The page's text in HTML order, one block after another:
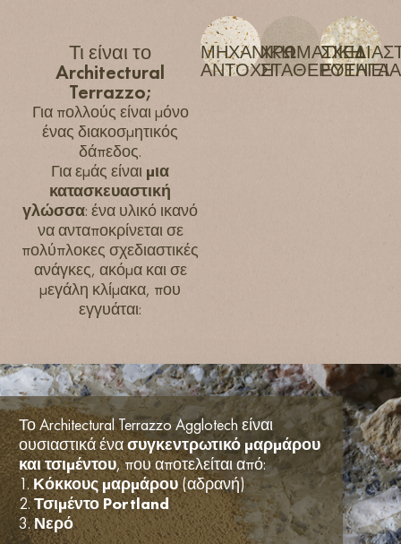
Τι είναι το
Architectural
Terrazzo;
Για πολλούς είναι μόνο
ένας διακοσμητικός
δάπεδος.
Για εμάς είναι μια
κατασκευαστική
γλώσσα: ένα υλικό ικανό
να ανταποκρίνεται σε
πολύπλοκες σχεδιαστικές
ανάγκες, ακόμα και σε
μεγάλη κλίμακα, που
εγγυάται:
ΜΗΧΑΝΙΚΗ
ΑΝΤΟΧΗ
ΧΡΩΜΑΤΙΚΉ
ΣΤΑΘΕΡΟΤΗΤΑ
ΕΥΕΛΙΞΙΑ
Το Architectural Terrazzo Agglotech είναι
ουσιαστικά ένασυγκεντρωτικό μαρμάρου
και τσιμέντου, που αποτελείται από:
1.Κόκκους μαρμάρου(αδρανή)
2.Τσιμέντο Portland
3.Νερό